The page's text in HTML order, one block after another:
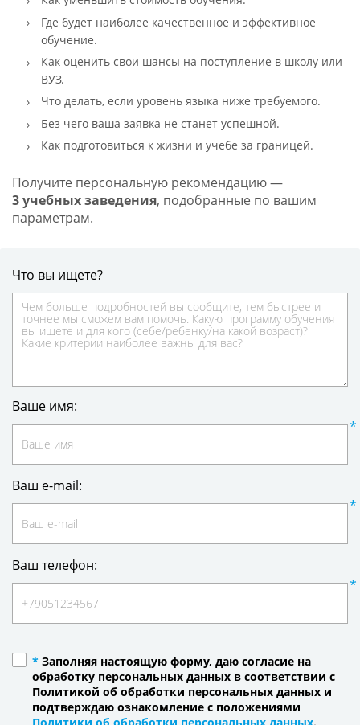
Где будет наиболее качественное и эффективное
обучение.
Как оценить свои шансы на поступление в школу или
ВУЗ.
Что делать, если уровень языка ниже требуемого.
Без чего ваша заявка не станет успешной.
Как подготовиться к жизни и учебе за границей.
Получите персональную рекомендацию —
3 учебных заведения, подобранные по вашим
параметрам.
Что вы ищете?
Ваше имя:
Ваш e-mail:
Ваш телефон:
* Заполняя настоящую форму, даю согласие на
обработку персональных данных в соответствии с
Политикой об обработки персональных данных и
подтверждаю ознакомление с положениями